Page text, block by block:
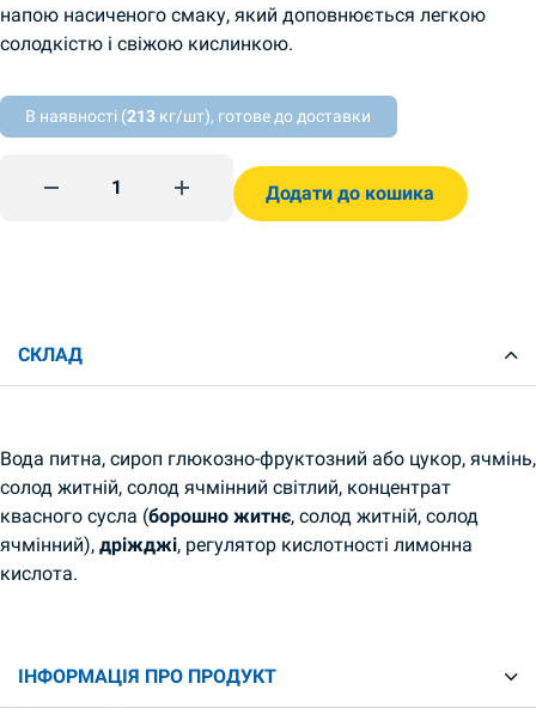
напою насиченого смаку, який доповнюється легкою
солодкістю і свіжою кислинкою.
В наявності (213 кг/шт), готове до доставки
Квас Тарас Хлебный 0,5л Kwas Taras quantity
Додати до кошика
СКЛАД
Вода питна, сироп глюкозно-фруктозний або цукор, ячмінь,
солод житній, солод ячмінний світлий, концентрат
квасного сусла (борошно житнє, солод житній, солод
ячмінний), дріжджі, регулятор кислотності лимонна
кислота.
ІНФОРМАЦІЯ ПРО ПРОДУКТ